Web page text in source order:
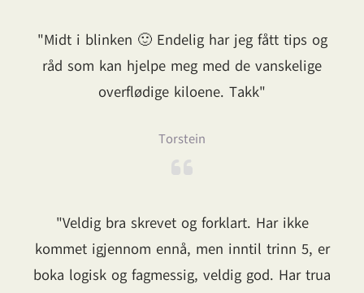
"Midt i blinken 🙂 Endelig har jeg fått tips og
råd som kan hjelpe meg med de vanskelige
overflødige kiloene. Takk"
Torstein
"Veldig bra skrevet og forklart. Har ikke
kommet igjennom ennå, men inntil trinn 5, er
boka logisk og fagmessig, veldig god. Har trua